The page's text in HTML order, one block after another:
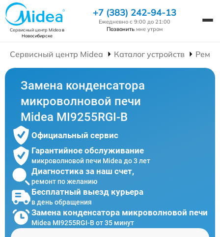
Сервисный центр Mideaв
Новосибирске
+7 (383) 242-94-13
Ежедневно с 9:00 до 21:00
Позвонить мне утром
Сервисный центр Midea Каталог устройств
Замена конденсатора
микроволновой печи
Midea MI9255RGI-B
Официальный сервис
Гарантийное обслуживание
микроволновой печи Midea до 3 лет
Диагностика за наш счет,
ремонт по желанию
Бесплатный выезд курьера
в день обращения
Замена конденсатора микроволновой печи
Midea MI9255RGI-B от 35 минут